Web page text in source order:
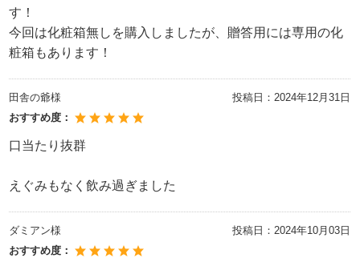
す！
今回は化粧箱無しを購入しましたが、贈答用には専用の化
粧箱もあります！
田舎の爺様 投稿日： 2024年12月31日
おすすめ度：
口当たり抜群
えぐみもなく飲み過ぎました
ダミアン様 投稿日： 2024年10月03日
おすすめ度：